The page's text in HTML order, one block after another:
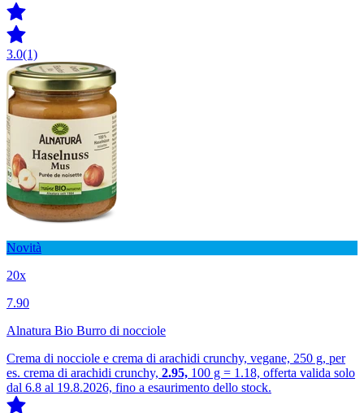
3.0(1)
Novità
20x
7.90
Alnatura Bio Burro di nocciole
Crema di nocciole e crema di arachidi crunchy, vegane, 250 g, per
es. crema di arachidi crunchy, 2.95, 100 g = 1.18, offerta valida solo
dal 6.8 al 19.8.2026, fino a esaurimento dello stock.